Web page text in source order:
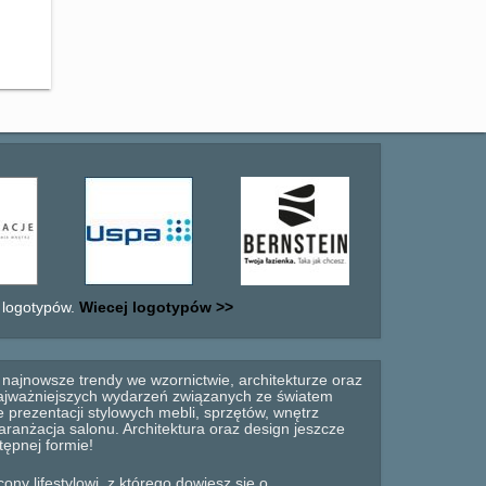
Wiecej logotypów >>
trendy we wzornictwie, architekturze oraz
wydarzeń związanych ze światem
stylowych mebli, sprzętów, wnętrz
salonu. Architektura oraz design jeszcze
formie!